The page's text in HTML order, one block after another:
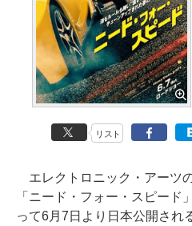
リスト
エレクトロニック・アーツ
「ニード・フォー・スピード
って6月7日より日本公開され